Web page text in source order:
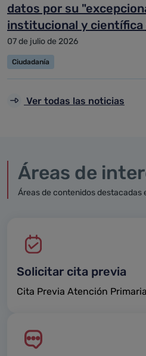
datos por su
institucional y científica
manejable
07 de julio de 2026
Ciudadanía
Ver todas las noticias
Áreas de
Áreas de contenidos destacadas
Solicitar cita previa
Cita Previa Atención Primaria